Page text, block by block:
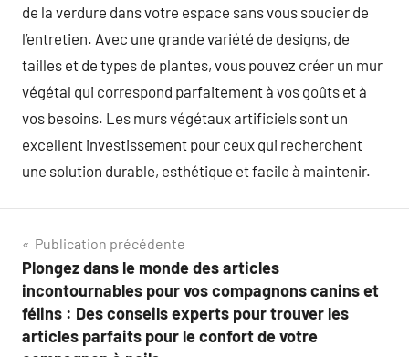
de la verdure dans votre espace sans vous soucier de
l’entretien. Avec une grande variété de designs, de
tailles et de types de plantes, vous pouvez créer un mur
végétal qui correspond parfaitement à vos goûts et à
vos besoins. Les murs végétaux artificiels sont un
excellent investissement pour ceux qui recherchent
une solution durable, esthétique et facile à maintenir.
Navigation
de
l’article
Publication précédente
Plongez dans le monde des articles
incontournables pour vos compagnons canins et
félins : Des conseils experts pour trouver les
articles parfaits pour le confort de votre